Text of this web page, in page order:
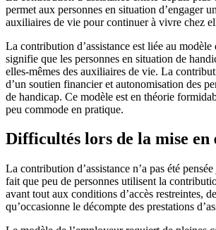
permet aux personnes en situation d’engager
auxiliaires de vie pour continuer à vivre chez
La contribution d’assistance est liée au modèle
signifie que les personnes en situation de
elles-mêmes des auxiliaires de vie. La
d’un soutien financier et autonomisation des
de handicap. Ce modèle est en théorie
peu commode en pratique.
Difficultés lors de la mise
La contribution d’assistance n’a pas été
fait que peu de personnes utilisent la
avant tout aux conditions d’accès restreintes,
qu’occasionne le décompte des prestations